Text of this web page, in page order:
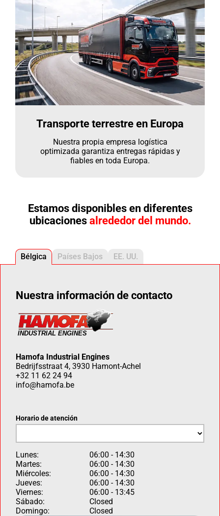
Transporte terrestre en Europa
Nuestra propia empresa logística
optimizada garantiza entregas rápidas y
fiables en toda Europa.
Estamos disponibles en diferentes
ubicaciones alrededor del mundo.
Bélgica Países Bajos EE. UU.
Nuestra información de contacto
Hamofa Industrial Engines
Bedrijfsstraat 4, 3930 Hamont-Achel
+32 11 62 24 94
info@hamofa.be
Horario de atención
Lunes:
06:00 - 14:30
Martes:
06:00 - 14:30
Miércoles:
06:00 - 14:30
Jueves:
06:00 - 14:30
Viernes:
06:00 - 13:45
Sábado:
Closed
Domingo:
Closed